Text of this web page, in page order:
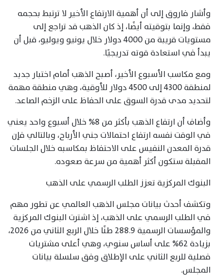
وأشار فاروق إلى أن أهمية الارتفاع الأخير لا ترتبط بحجمه
فقط، وإنما بتوقيته أيضًا، إذ كان الذهب قد تراجع إلى
مستويات قريبة من 4000 دولار خلال يونيو ويوليو، قبل أن
يبدأ في استعادة قوته تدريجيًا.
ومع مكاسب الأسبوع الأخير، أصبح الذهب أمام اختبار جديد
لمنطقة 4300 إلى 4500 دولار للأوقية، وهي منطقة مهمة
لتحديد مدى قدرة السوق على الحفاظ على الزخم الصاعد.
وأضاف أن ارتفاع الذهب بأكثر من 8% خلال أسبوع واحد يعني
في الوقت نفسه ارتفاع احتمالات جني الأرباح، وبالتالي فإن
قدرة المعدن النفيس على الاحتفاظ بمكاسبه خلال الجلسات
المقبلة ستكون أكثر أهمية من سرعة صعوده.
البنوك المركزية تعزز الطلب الرسمي على الذهب
وتكشف أحدث بيانات مجلس الذهب العالمي عن تطور مهم
في الطلب الرسمي على الذهب، إذ اشترت البنوك المركزية
والمؤسسات الرسمية 288.9 طنًا خلال الربع الثاني من 2026،
بزيادة 62% على أساس سنوي، وهي أعلى مشتريات
فصلية للربع الثاني على الإطلاق وفق سلسلة بيانات
المجلس.